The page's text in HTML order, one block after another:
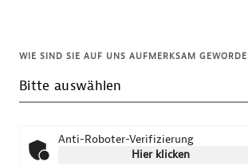
WIE SIND SIE AUF UNS AUFMERKSAM
Anti-Roboter-Verifizierung
Hier klicken